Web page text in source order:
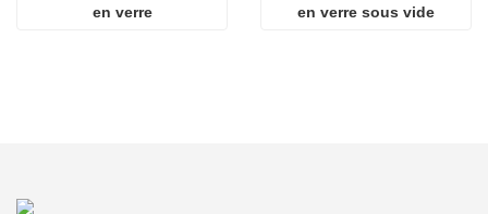
en verre
en verre sous vide